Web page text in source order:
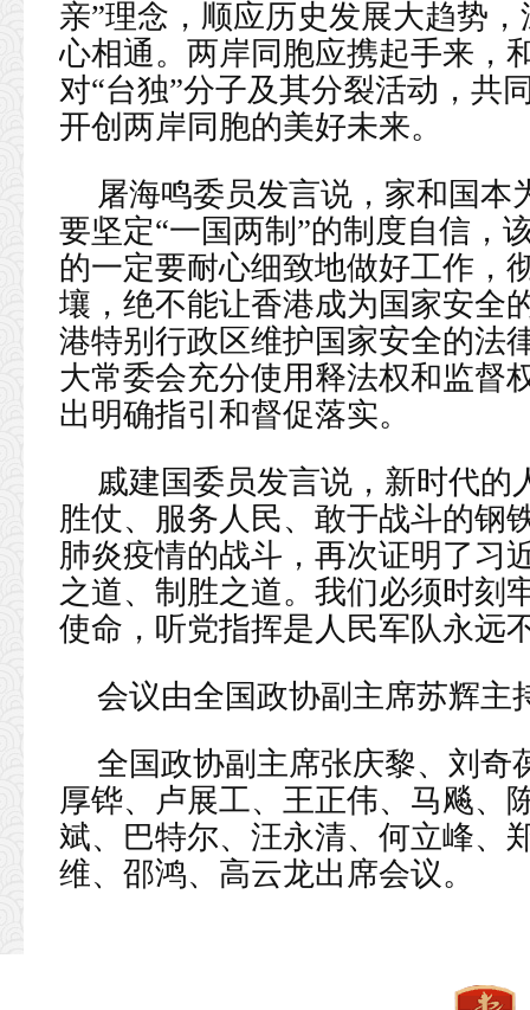
亲”理念，顺应历史发展大趋势
心相通。两岸同胞应携起手来，
对“台独”分子及其分裂活动，共
开创两岸同胞的美好未来。
屠海鸣委员发言说，家和国
要坚定“一国两制”的制度自信，
的一定要耐心细致地做好工作，
壤，绝不能让香港成为国家安全
港特别行政区维护国家安全的法
大常委会充分使用释法权和监督
出明确指引和督促落实。
戚建国委员发言说，新时代的
胜仗、服务人民、敢于战斗的钢
肺炎疫情的战斗，再次证明了习
之道、制胜之道。我们必须时刻
使命，听党指挥是人民军队永远
会议由全国政协副主席苏辉主
全国政协副主席张庆黎、刘奇
厚铧、卢展工、王正伟、马飚、
斌、巴特尔、汪永清、何立峰、
维、邵鸿、高云龙出席会议。